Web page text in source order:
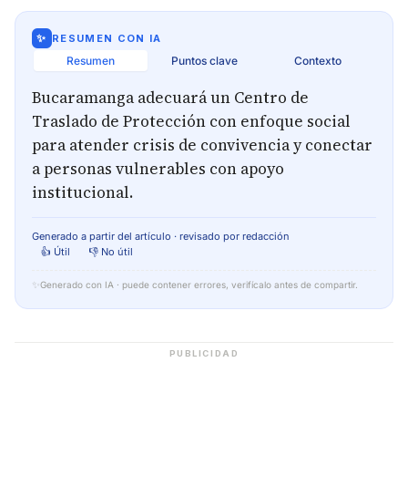
✨ RESUMEN CON IA
Resumen Puntos clave Contexto
Bucaramanga adecuará un Centro de
Traslado de Protección con enfoque social
para atender crisis de convivencia y conectar
a personas vulnerables con apoyo
institucional.
Generado a partir del artículo · revisado por redacción
👍 Útil
👎 No útil
✨ Generado con IA · puede contener errores, verifícalo antes de compartir.
PUBLICIDAD